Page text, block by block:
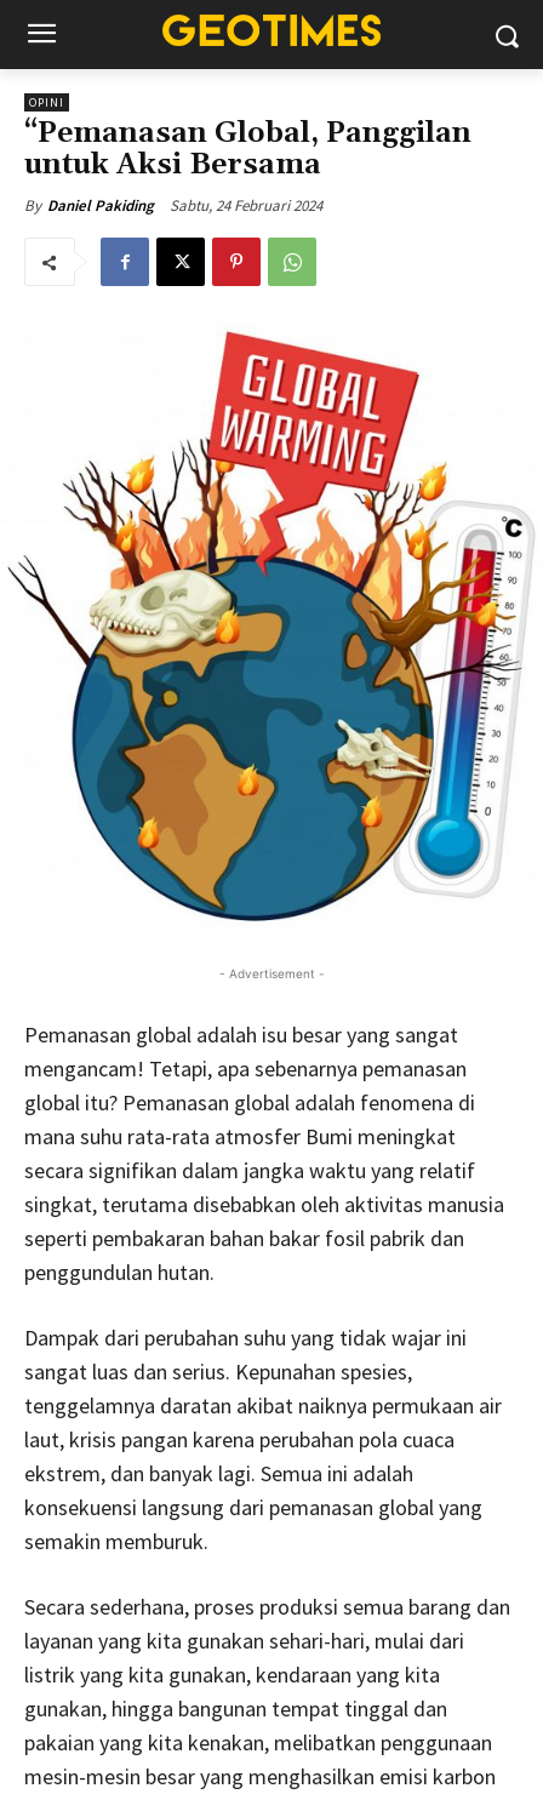
OPINI
“Pemanasan Global, Panggilan
untuk Aksi Bersama
By Daniel Pakiding Sabtu, 24 Februari 2024
- Advertisement -
Pemanasan global adalah isu besar yang sangat
mengancam! Tetapi, apa sebenarnya pemanasan
global itu? Pemanasan global adalah fenomena di
mana suhu rata-rata atmosfer Bumi meningkat
secara signifikan dalam jangka waktu yang relatif
singkat, terutama disebabkan oleh aktivitas manusia
seperti pembakaran bahan bakar fosil pabrik dan
penggundulan hutan.
Dampak dari perubahan suhu yang tidak wajar ini
sangat luas dan serius. Kepunahan spesies,
tenggelamnya daratan akibat naiknya permukaan air
laut, krisis pangan karena perubahan pola cuaca
ekstrem, dan banyak lagi. Semua ini adalah
konsekuensi langsung dari pemanasan global yang
semakin memburuk.
Secara sederhana, proses produksi semua barang dan
layanan yang kita gunakan sehari-hari, mulai dari
listrik yang kita gunakan, kendaraan yang kita
gunakan, hingga bangunan tempat tinggal dan
pakaian yang kita kenakan, melibatkan penggunaan
mesin-mesin besar yang menghasilkan emisi karbon